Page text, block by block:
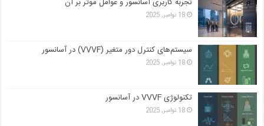
18 نوامبر, 2025
سیستم‌های کنترل دور متغیر (VVVF) در آسانسور
18 نوامبر, 2025
تکنولوژی VVVF در آسانسور
18 نوامبر, 2025